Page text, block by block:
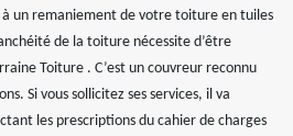
à un remaniement de votre toiture en tuiles
de la toiture nécessite d’être
Toiture . C’est un couvreur reconnu
Si vous sollicitez ses services, il va
les prescriptions du cahier de charges